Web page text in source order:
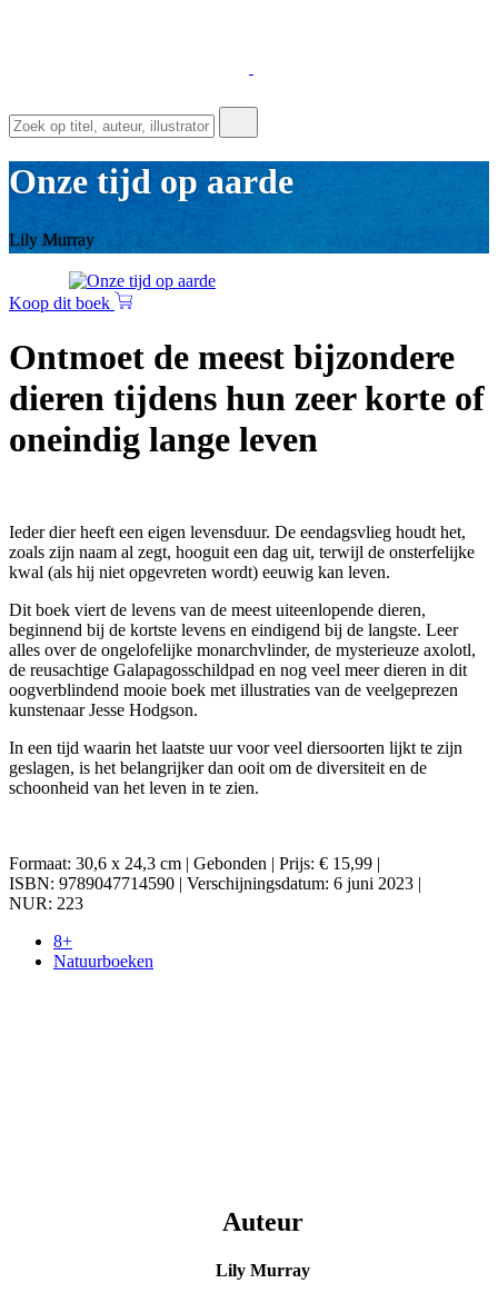
Onze tijd op aarde
Lily Murray
Koop dit boek
Ontmoet de meest bijzondere
dieren tijdens hun zeer korte of
oneindig lange leven
Ieder dier heeft een eigen levensduur. De eendagsvlieg houdt het,
zoals zijn naam al zegt, hooguit een dag uit, terwijl de onsterfelijke
kwal (als hij niet opgevreten wordt) eeuwig kan leven.
Dit boek viert de levens van de meest uiteenlopende dieren,
beginnend bij de kortste levens en eindigend bij de langste. Leer
alles over de ongelofelijke monarchvlinder, de mysterieuze axolotl,
de reusachtige Galapagosschildpad en nog veel meer dieren in dit
oogverblindend mooie boek met illustraties van de veelgeprezen
kunstenaar Jesse Hodgson.
In een tijd waarin het laatste uur voor veel diersoorten lijkt te zijn
geslagen, is het belangrijker dan ooit om de diversiteit en de
schoonheid van het leven in te zien.
Formaat: 30,6 x 24,3 cm | Gebonden | Prijs: € 15,99 |
ISBN: 9789047714590 | Verschijningsdatum: 6 juni 2023 |
NUR: 223
8+
Natuurboeken
Auteur
Lily Murray